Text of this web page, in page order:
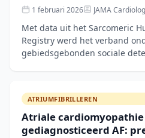
1 februari 2026 JAMA
Met data uit het Sarcomeric
Registry werd het verband
gebiedsgebonden sociale
ATRIUMFIBRILLEREN
Atriale
gediagnosticeerd AF: